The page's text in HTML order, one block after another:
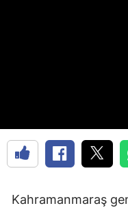
Kahramanmaraş